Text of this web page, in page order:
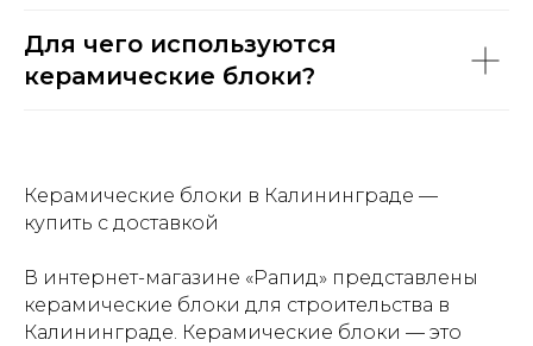
Для чего используются
керамические блоки?
Керамические блоки в Калининграде —
купить с доставкой
В интернет-магазине «Рапид» представлены
керамические блоки для строительства в
Калининграде. Керамические блоки — это
НАШИ
ПАРТНЕРЫ